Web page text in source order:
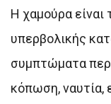
Η χαμούρα
υπερβολικής
συμπτώματα
κόπωση, ναυτία,